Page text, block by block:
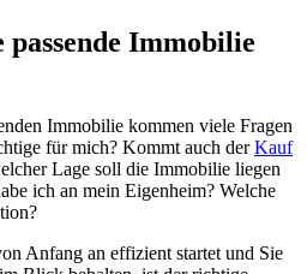
Immobilie
Immobilie kommen viele Fragen
für mich? Kommt auch derKauf
Lage soll die Immobilie liegen
ich an mein Eigenheim? Welche
Anfang an effizient startet und Sie